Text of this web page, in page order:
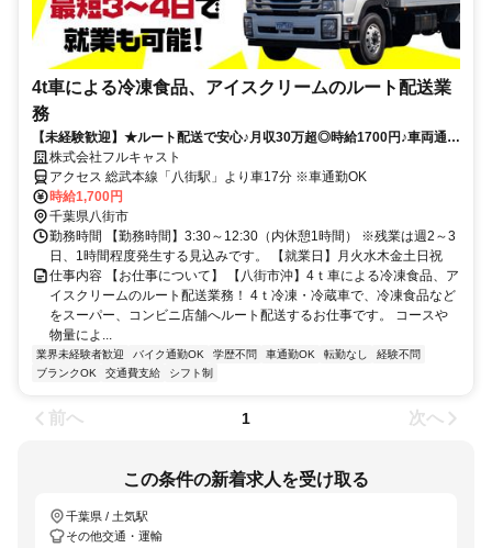
4t車による冷凍食品、アイスクリームのルート配送業
務
【未経験歓迎】★ルート配送で安心♪月収30万超◎時給1700円♪車両通勤
ＯＫ◎即払いＯＫ！
株式会社フルキャスト
アクセス 総武本線「八街駅」より車17分 ※車通勤OK
時給1,700円
千葉県八街市
勤務時間 【勤務時間】3:30～12:30（内休憩1時間） ※残業は週2～3
日、1時間程度発生する見込みです。 【就業日】月火水木金土日祝
仕事内容 【お仕事について】 【八街市沖】4ｔ車による冷凍食品、ア
イスクリームのルート配送業務！ 4ｔ冷凍・冷蔵車で、冷凍食品など
をスーパー、コンビニ店舗へルート配送するお仕事です。 コースや
物量によ...
業界未経験者歓迎 バイク通勤OK 学歴不問 車通勤OK 転勤なし
経験不問
ブランクOK
交通費支給 シフト制
前へ 1 次へ
この条件の新着求人を受け取る
千葉県 / 土気駅
その他交通・運輸